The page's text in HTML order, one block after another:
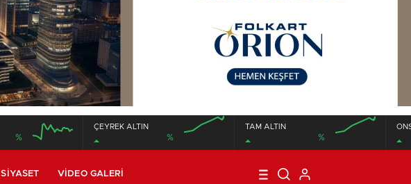
%
ÇEYREK ALTIN
%
TAM ALTIN
%
SIYASET VIDEO GALERI